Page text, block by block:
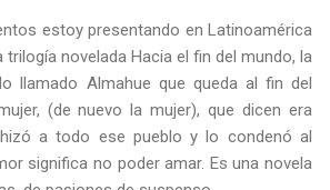
estoy presentando en Latinoamérica
trilogía novelada Hacia el fin del mundo, la
llamado Almahue que queda al fin del
(de nuevo la mujer), que dicen era
a todo ese pueblo y lo condenó al
significa no poder amar. Es una novela